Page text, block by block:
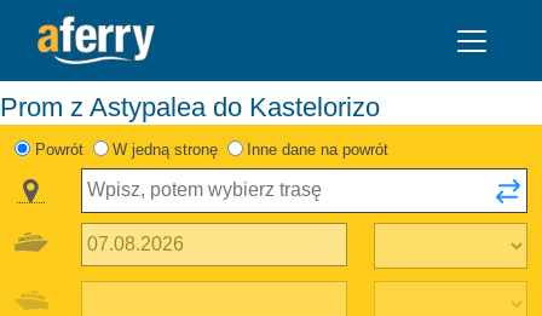
Prom z Astypalea do Kastelorizo
Powrót W jedną stronę Inne dane na powrót